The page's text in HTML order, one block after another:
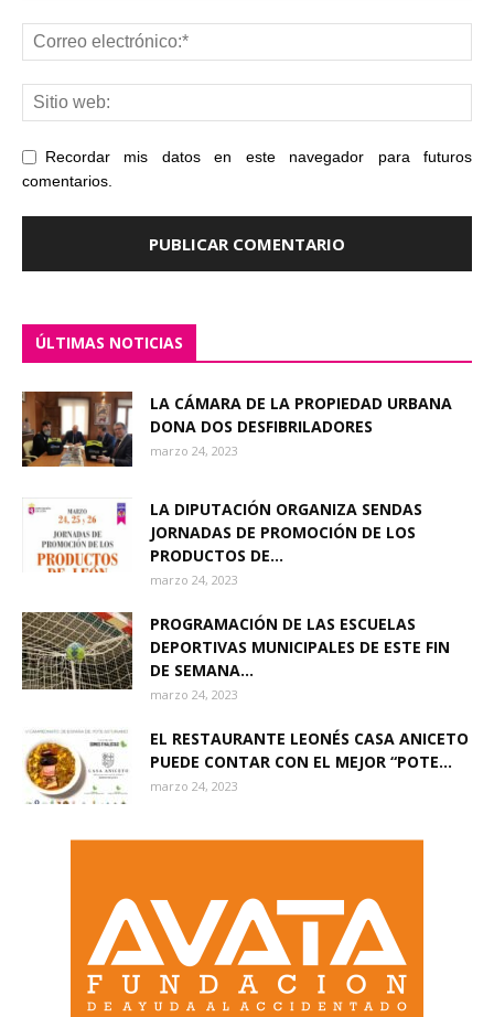
Recordar mis datos en este navegador para futuros
comentarios.
ÚLTIMAS NOTICIAS
LA CÁMARA DE LA PROPIEDAD URBANA
DONA DOS DESFIBRILADORES
marzo 24, 2023
LA DIPUTACIÓN ORGANIZA SENDAS
JORNADAS DE PROMOCIÓN DE LOS
PRODUCTOS DE...
marzo 24, 2023
PROGRAMACIÓN DE LAS ESCUELAS
DEPORTIVAS MUNICIPALES DE ESTE FIN
DE SEMANA...
marzo 24, 2023
EL RESTAURANTE LEONÉS CASA ANICETO
PUEDE CONTAR CON EL MEJOR “POTE...
marzo 24, 2023